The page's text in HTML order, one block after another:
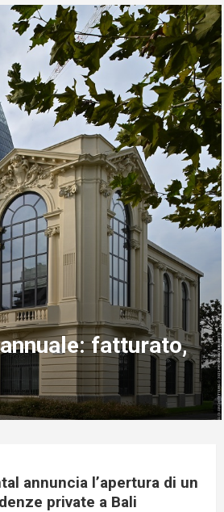
il VOI Tanka a
Global
annuncia l’apertura di un
private a Bali